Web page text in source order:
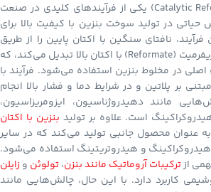
اصلاح کاتالیزوری (Catalytic Reforming) یکی از فرآیندهای کلیدی در صنعت
در تولید سوخت بنزین با کیفیت بالا برای
نافتای سنگین با اکتان پایین را از طریق
واکنش‌های شیمیایی به ریفرمیت (Reformate) با اکتان بالا تبدیل می‌کند، که
در مخلوط بنزین استفاده می‌شود. فرآیند با
بر پلاتین و در شرایط دما و فشار بالا انجام
مانند دهیدروژناسیون، ایزومریزاسیون،
است. علاوه بر تولید بنزین با اکتان
به عنوان محصول جانبی تولید می‌کند که در سایر
هیدروکراکینگ و هیدروتریتینگ استفاده می‌شود.
ازترکیبات آروماتیک مانند بنزن،تولوئن و زایلن
کاربرد دارد. با این حال، چالش‌هایی مانند